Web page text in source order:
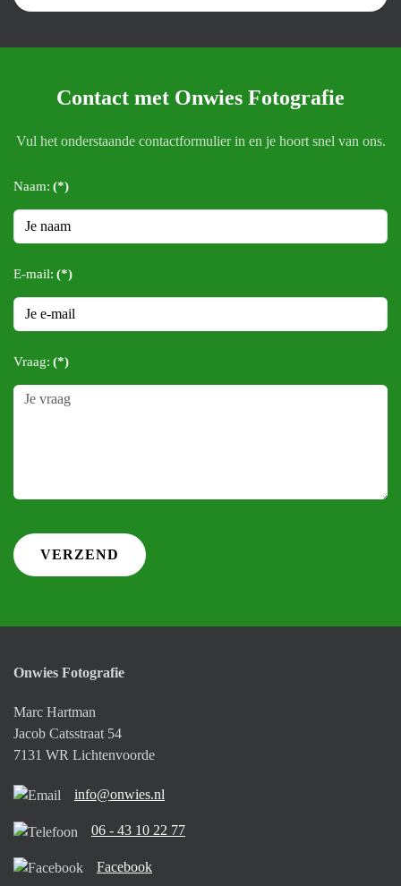
Contact met Onwies Fotografie
Vul het onderstaande contactformulier in en je hoort snel van ons.
Naam: (*)
E-mail: (*)
Vraag: (*)
VERZEND
Onwies Fotografie
Marc Hartman
Jacob Catsstraat 54
7131 WR Lichtenvoorde
info@onwies.nl
06 - 43 10 22 77
Facebook